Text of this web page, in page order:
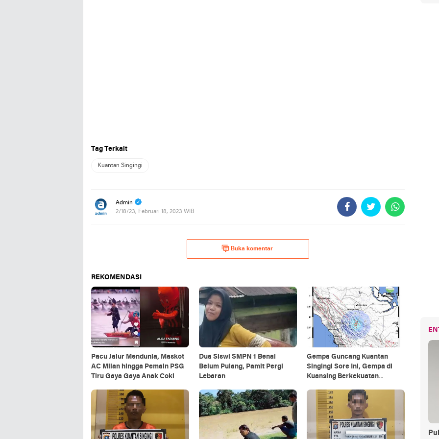
Tag Terkait
Kuantan Singingi
Admin
2/18/23, Februari 18, 2023 WIB
Buka komentar
REKOMENDASI
Pacu Jalur Mendunia, Maskot
AC Milan hingga Pemain PSG
Tiru Gaya Gaya Anak Coki
Dua Siswi SMPN 1 Benai
Belum Pulang, Pamit Pergi
Lebaran
Gempa Guncang Kuantan
Singingi Sore Ini, Gempa di
Kuansing Berkekuatan